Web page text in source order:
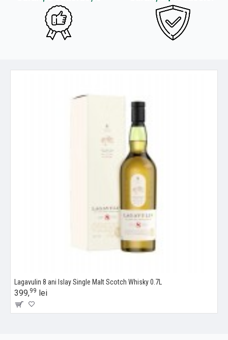
Lagavulin 8 ani Islay Single Malt Scotch Whisky 0.7L
399,99 lei